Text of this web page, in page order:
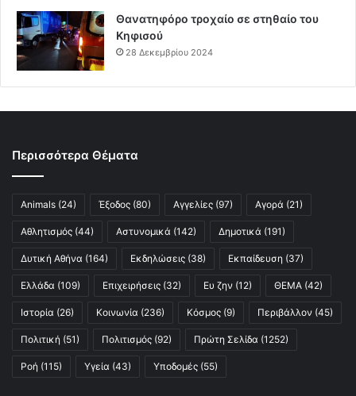
Θανατηφόρο τροχαίο σε στηθαίο του
Κηφισού
28 Δεκεμβρίου 2024
Περισσότερα Θέματα
Animals (24) Έξοδος (80) Αγγελίες (97) Αγορά (21)
Αθλητισμός (44) Αστυνομικά (142) Δημοτικά (191)
Δυτική Αθήνα (164) Εκδηλώσεις (38) Εκπαίδευση (37)
Ελλάδα (109) Επιχειρήσεις (32) Ευ ζην (12) ΘΕΜΑ (42)
Ιστορία (26) Κοινωνία (236) Κόσμος (9) Περιβάλλον (45)
Πολιτική (51) Πολιτισμός (92) Πρώτη Σελίδα (1252)
Ροή (115) Υγεία (43) Υποδομές (55)